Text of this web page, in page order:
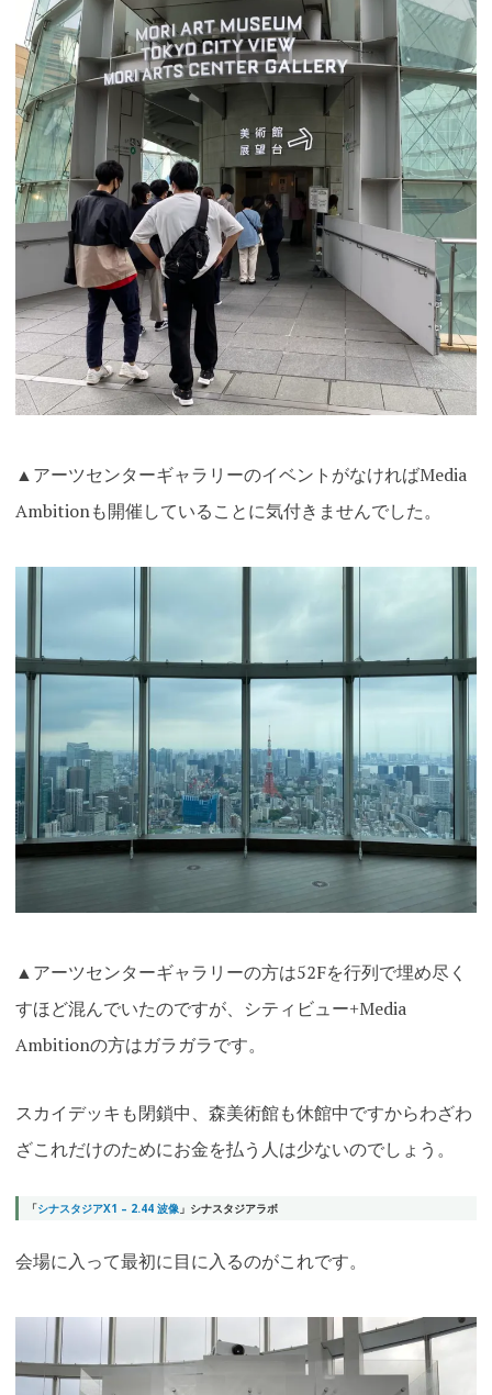
▲アーツセンターギャラリーのイベントがなければMedia
Ambitionも開催していることに気付きませんでした。
▲アーツセンターギャラリーの方は52Fを行列で埋め尽く
すほど混んでいたのですが、シティビュー+Media
Ambitionの方はガラガラです。
スカイデッキも閉鎖中、森美術館も休館中ですからわざわ
ざこれだけのためにお金を払う人は少ないのでしょう。
「シナスタジアX1 – 2.44 波像」シナスタジアラボ
会場に入って最初に目に入るのがこれです。